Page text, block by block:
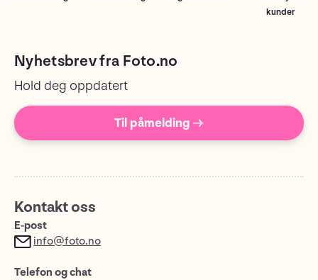
kunder
Nyhetsbrev fra Foto.no
Hold deg oppdatert
Til påmelding →
Kontakt oss
E-post
info@foto.no
Telefon og chat